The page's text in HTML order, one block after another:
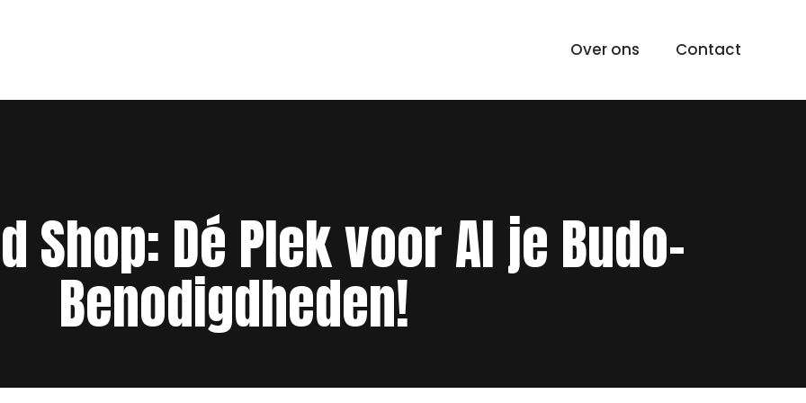
Over ons Contact
Shop: Dé Plek voor Al je Budo-
Benodigdheden!